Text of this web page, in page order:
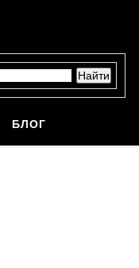
БЛОГ